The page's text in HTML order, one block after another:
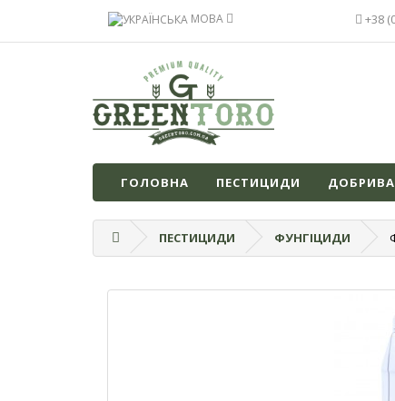
МОВА +38
ГОЛОВНА ПЕСТИЦИДИ ДОБРИВА
ПЕСТИЦИДИ ФУНГІЦИДИ